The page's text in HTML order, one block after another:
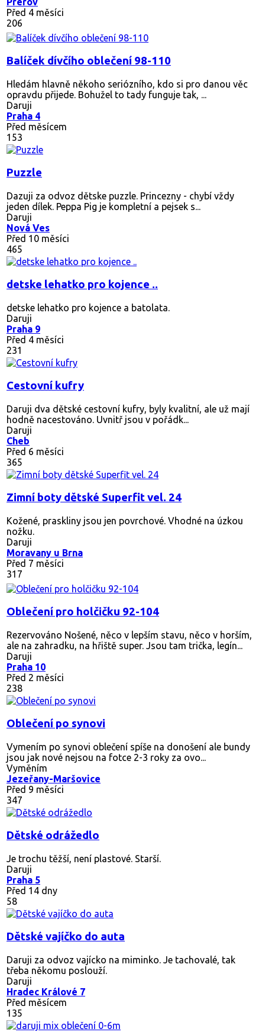
Před 4 měsíci
206
Balíček dívčího oblečení 98-110
Hledám hlavně někoho seriózního, kdo si pro danou věc
opravdu přijede. Bohužel to tady funguje tak, ...
Daruji
Praha 4
Před měsícem
153
Puzzle
Dazuji za odvoz dětske puzzle. Princezny - chybí vždy
jeden dílek. Peppa Pig je kompletní a pejsek s...
Daruji
Nová Ves
Před 10 měsíci
465
detske lehatko pro kojence ..
detske lehatko pro kojence a batolata.
Daruji
Praha 9
Před 4 měsíci
231
Cestovní kufry
Daruji dva dětské cestovní kufry, byly kvalitní, ale už mají
hodně nacestováno. Uvnitř jsou v pořádk...
Daruji
Cheb
Před 6 měsíci
365
Zimní boty dětské Superfit vel. 24
Kožené, praskliny jsou jen povrchové. Vhodné na úzkou
nožku.
Daruji
Moravany u Brna
Před 7 měsíci
317
Oblečení pro holčičku 92-104
Rezervováno Nošené, něco v lepším stavu, něco v horším,
ale na zahradku, na hřiště super. Jsou tam trička, legín...
Daruji
Praha 10
Před 2 měsíci
238
Oblečení po synovi
Vymením po synovi oblečení spíše na donošení ale bundy
jsou jak nové nejsou na fotce 2-3 roky za ovo...
Vyměním
Jezeřany-Maršovice
Před 9 měsíci
347
Dětské odrážedlo
Je trochu těžší, není plastové. Starší.
Daruji
Praha 5
Před 14 dny
58
Dětské vajíčko do auta
Daruji za odvoz vajícko na miminko. Je tachovalé, tak
třeba někomu poslouží.
Daruji
Hradec Králové 7
Před měsícem
135